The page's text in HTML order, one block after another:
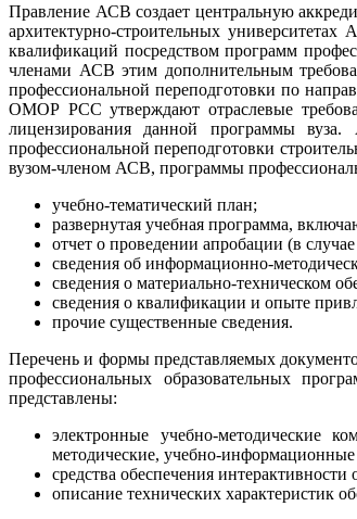
Правление АСВ создает центральную
архитектурно-строительных
квалификаций посредством программ
членами АСВ этим дополнительным
профессиональной переподготовки по
ОМОР РСС утверждают отраслевые
лицензирования данной программы
профессиональной переподготовки
вузом-членом АСВ, программы
учебно-тематический план;
развернутая учебная программа,
отчет о проведении апробации (в
сведения об информационно-
сведения о материально-техническом
сведения о квалификации и опыте
прочие существенные сведения.
Перечень и формы представляемых
профессиональных образовательных
представлены:
электронные учебно-методические
методические, учебно-
средства обеспечения интерактивности
описание технических характеристик